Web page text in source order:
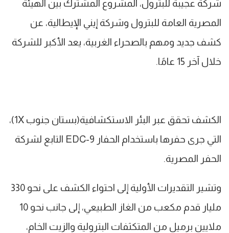
شركة عجيبة للبترول، المشروع المشترك بين الهيئة
المصرية العامة للبترول وشركة إيني الإيطالية، عن
كشف جديد ومهم بالصحراء الغربية، يعد الأكبر للشركة
خلال آخر 15 عامًا.
الكشف تحقق عبر البئر الاستكشافية(بستان جنوب 1X)،
التي جرى حفرها باستخدام الحفار EDC-9 التابع لشركة
الحفر المصرية.
وتشير التقديرات الأولية إلى احتواء الكشف على نحو 330
مليار قدم مكعب من الغاز الطبيعي، إلى جانب نحو 10
ملايين برميل من المتكثفات البترولية والزيت الخام،